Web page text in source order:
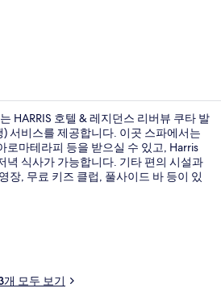
HARRIS 호텔 & 레지던스 리버뷰 쿠타 발
서비스를 제공합니다. 이곳 스파에서는
로마테라피 등을 받으실 수 있고, Harris
녁 식사가 가능합니다. 기타 편의 시설과
장, 무료 키즈 클럽, 풀사이드 바 등이 있
개 모두 보기